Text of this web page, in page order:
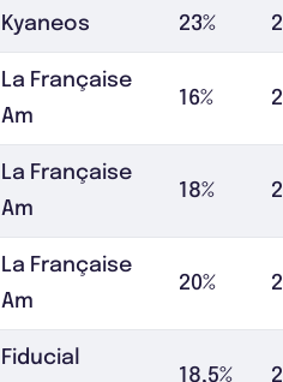
Kyaneos 23%
La Française
Am
16%
La Française
Am
18%
La Française
Am
20%
Fiducial
18,5%